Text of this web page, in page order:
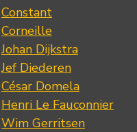
Constant
Corneille
Johan Dijkstra
Jef Diederen
César Domela
Henri Le Fauconnier
Wim Gerritsen